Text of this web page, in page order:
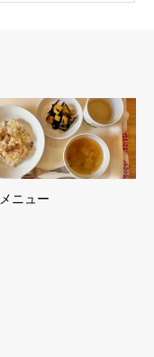
ニュー